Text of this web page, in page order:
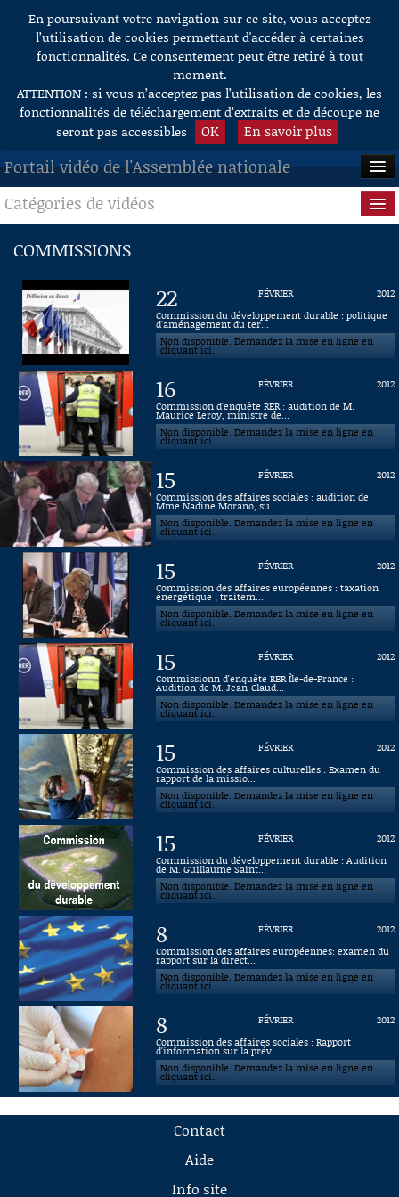
Aller au contenu
En poursuivant votre navigation sur ce site, vous acceptez
l’utilisation de cookies permettant d'accéder à certaines
fonctionnalités. Ce consentement peut être retiré à tout
moment.
ATTENTION : si vous n’acceptez pas l’utilisation de cookies, les
fonctionnalités de téléchargement d’extraits et de découpe ne
seront pas accessibles
OK En savoir plus
Portail vidéo de l'Assemblée nationale
ACCUEIL
EN DIRECT
À LA DEMANDE
RECHERCHE
AIDE À LA DÉCOUPE
DE VIDÉOS
Catégories de vidéos
Questions au Gouvernement
Commissions
Présidence
Évènements
Connaissance, Histoire
COMMISSIONS
22 FÉVRIER
2012
Commission du développement durable : politique
d'aménagement du ter...
Non disponible. Demandez la mise en ligne en
cliquant ici.
16 FÉVRIER
2012
Commission d'enquête RER : audition de M.
Maurice Leroy, ministre de...
Non disponible. Demandez la mise en ligne en
cliquant ici.
15 FÉVRIER
2012
Commission des affaires sociales : audition de
Mme Nadine Morano, su...
Non disponible. Demandez la mise en ligne en
cliquant ici.
15 FÉVRIER
2012
Commission des affaires européennes : taxation
énergétique ; traitem...
Non disponible. Demandez la mise en ligne en
cliquant ici.
15 FÉVRIER
2012
Commissionn d'enquête RER Île-de-France :
Audition de M. Jean-Claud...
Non disponible. Demandez la mise en ligne en
cliquant ici.
15 FÉVRIER
2012
Commission des affaires culturelles : Examen du
rapport de la missio...
Non disponible. Demandez la mise en ligne en
cliquant ici.
15 FÉVRIER
2012
Commission du développement durable : Audition
de M. Guillaume Saint...
Non disponible. Demandez la mise en ligne en
cliquant ici.
8 FÉVRIER
2012
Commission des affaires européennes: examen du
rapport sur la direct...
Non disponible. Demandez la mise en ligne en
cliquant ici.
8 FÉVRIER
2012
Commission des affaires sociales : Rapport
d'information sur la prév...
Non disponible. Demandez la mise en ligne en
cliquant ici.
Contact
Aide
Info site